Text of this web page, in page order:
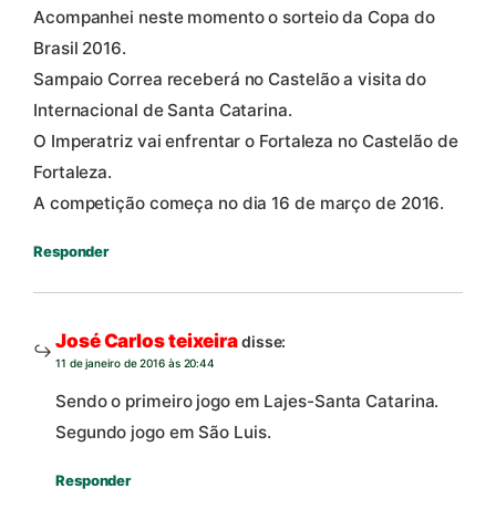
Acompanhei neste momento o sorteio da Copa do
Brasil 2016.
Sampaio Correa receberá no Castelão a visita do
Internacional de Santa Catarina.
O Imperatriz vai enfrentar o Fortaleza no Castelão de
Fortaleza.
A competição começa no dia 16 de março de 2016.
Responder
José Carlos teixeiradisse:
11 de janeiro de 2016 às 20:44
Sendo o primeiro jogo em Lajes-Santa Catarina.
Segundo jogo em São Luis.
Responder